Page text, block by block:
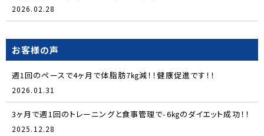
2026.02.28
お客様の声
週1回のペースで4ヶ月で体脂肪7㎏減！！健康促進です！！
2026.01.31
3ヶ月で週1回のトレーニングと食事管理で-6㎏のダイエット成功！！
2025.12.28